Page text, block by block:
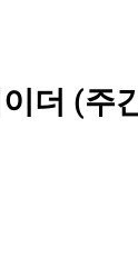
더 (주